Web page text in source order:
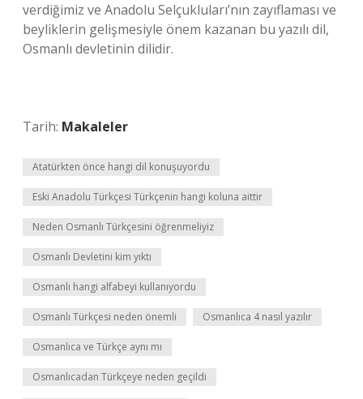
verdiğimiz ve Anadolu Selçukluları’nın zayıflaması ve
beyliklerin gelişmesiyle önem kazanan bu yazılı dil,
Osmanlı devletinin dilidir.
Tarih: Makaleler
Atatürkten önce hangi dil konuşuyordu
Eski Anadolu Türkçesi Türkçenin hangi koluna aittir
Neden Osmanlı Türkçesini öğrenmeliyiz
Osmanlı Devletini kim yıktı
Osmanlı hangi alfabeyi kullanıyordu
Osmanlı Türkçesi neden önemli Osmanlıca 4 nasıl yazılır
Osmanlıca ve Türkçe aynı mı
Osmanlıcadan Türkçeye neden geçildi